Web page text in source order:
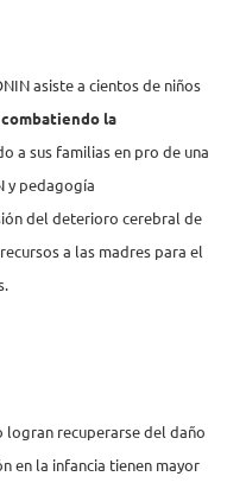
asiste a cientos de niños
combatiendo la
a sus familias en pro de una
y pedagogía
del deterioro cerebral de
a las madres para el
logran recuperarse del daño
en la infancia tienen mayor